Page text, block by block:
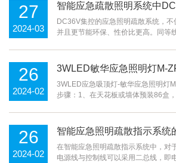
27
2024-03
智能应急疏散照明系统中
对比及优势
DC36V集控的应急照明疏散系统，不
并且更节能环保、性价比更高。同等
26
2024-02
3WLED敏华应急照明灯M-
装教程
3WLED应急吸顶灯-敏华应急照明灯
步骤：1、在天花板或墙体预装86盒
26
2024-02
智能应急照明疏散指示系统
在智能应急照明疏散指示系统中，对
电源线与控制线可以采用二总线，即